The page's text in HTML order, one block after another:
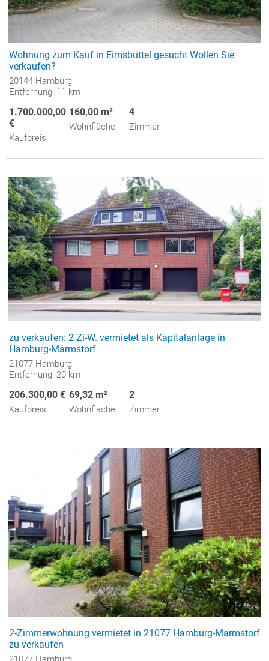
Wohnung zum Kauf in Eimsbüttel gesucht Wollen Sie
verkaufen?
20144 Hamburg
Entfernung: 11 km
1.700.000,00
€
Kaufpreis
160,00 m²
Wohnfläche
4
Zimmer
zu verkaufen: 2 Zi-W. vermietet als Kapitalanlage in
Hamburg-Marmstorf
21077 Hamburg
Entfernung: 20 km
206.300,00 €
Kaufpreis
69,32 m²
Wohnfläche
2
Zimmer
2-Zimmerwohnung vermietet in 21077 Hamburg-Marmstorf
zu verkaufen